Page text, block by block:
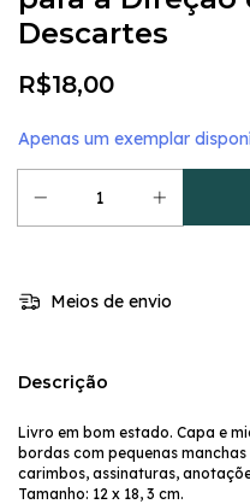
Descartes
R$18,00
Apenas um exemplar
Meios de envio
Descrição
Livro em bom estado. Capa e
bordas com pequenas
carimbos, assinaturas,
Tamanho: 12 x 18, 3 cm.